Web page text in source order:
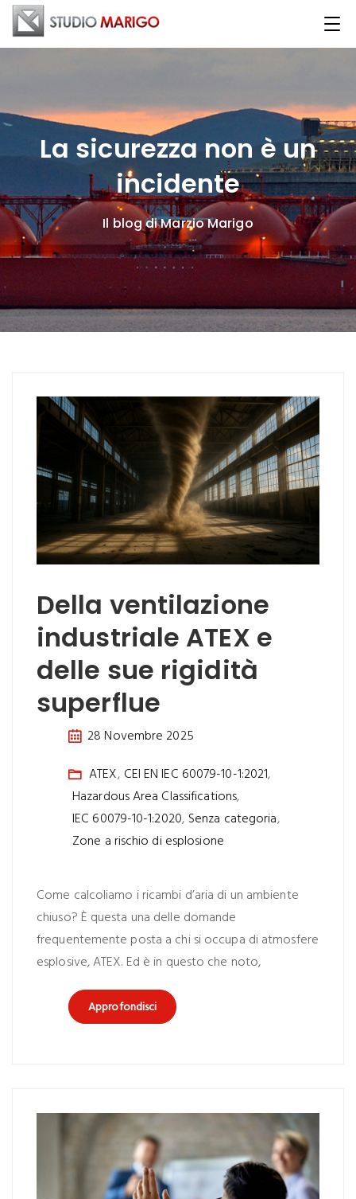
La sicurezza non è un
incidente
Il blog di Marzio Marigo
Della ventilazione
industriale ATEX e
delle sue rigidità
superflue
28 Novembre 2025
ATEX, CEI EN IEC 60079-10-1:2021,
Hazardous Area Classifications,
IEC 60079-10-1:2020, Senza categoria,
Zone a rischio di esplosione
Come calcoliamo i ricambi d’aria di un ambiente
chiuso? È questa una delle domande
frequentemente posta a chi si occupa di atmosfere
esplosive, ATEX. Ed è in questo che noto,
Approfondisci